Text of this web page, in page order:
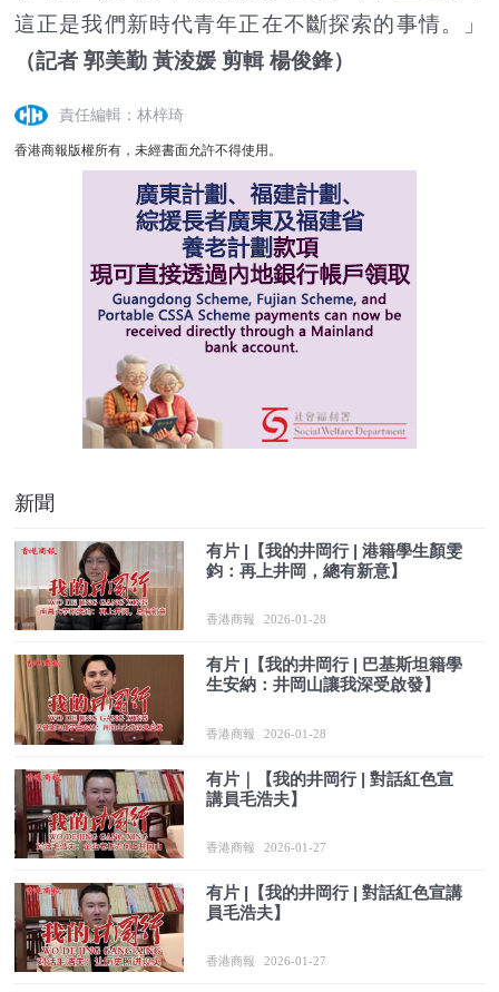
這正是我們新時代青年正在不斷探索的事情。」
（記者 郭美勤 黃淩媛 剪輯 楊俊鋒）
責任編輯：林梓琦
香港商報版權所有，未經書面允許不得使用。
新聞
有片 |【我的井岡行 | 港籍學生顏雯
鈞：再上井岡，總有新意】
香港商報 2026-01-28
有片 |【我的井岡行 | 巴基斯坦籍學
生安納：井岡山讓我深受啟發】
香港商報 2026-01-28
有片｜【我的井岡行 | 對話紅色宣
講員毛浩夫】
香港商報 2026-01-27
有片 |【我的井岡行 | 對話紅色宣講
員毛浩夫】
香港商報 2026-01-27